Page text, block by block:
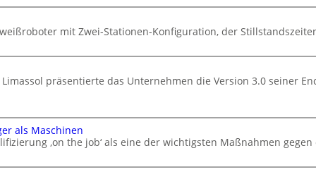
mit Zwei-Stationen-Konfiguration, der
präsentierte das Unternehmen die Version 3.0 seiner
als Maschinen
‚on the job‘ als eine der wichtigsten Maßnahmen